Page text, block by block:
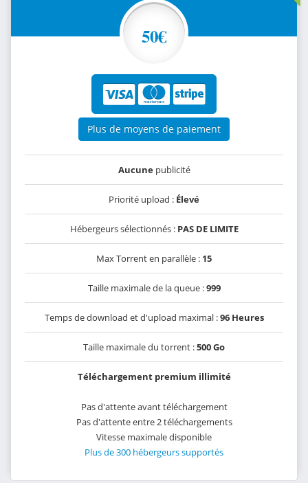
50€
Plus de moyens de paiement
Aucunepublicité
Priorité upload : Élevé
Hébergeurs sélectionnés : PAS DE LIMITE
Max Torrent en parallèle : 15
Taille maximale de la queue :999
Temps de download et d'upload maximal :96 Heures
Taille maximale du torrent :500 Go
Téléchargement premium illimité
Pas d'attente avant téléchargement
Pas d'attente entre 2 téléchargements
Vitesse maximale disponible
Plus de 300 hébergeurs supportés